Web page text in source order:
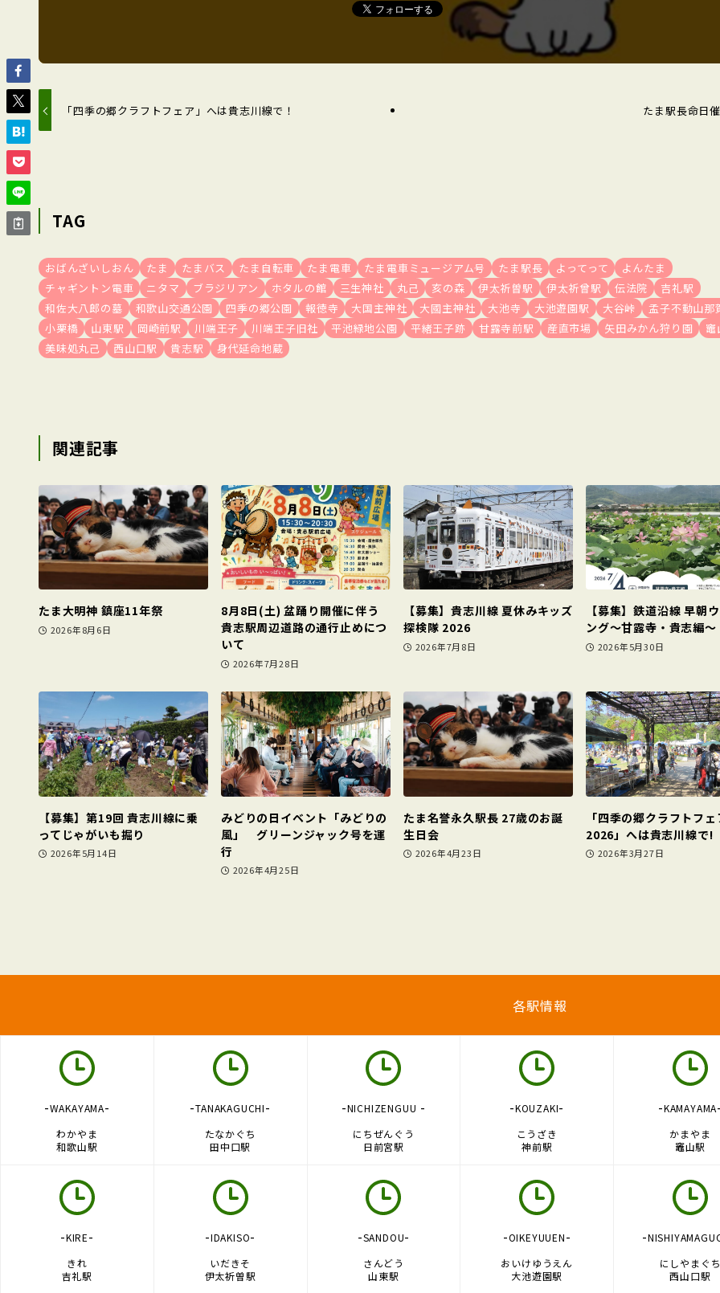
「四季の郷クラフトフェア」へは貴志川線で！ たま駅長命日
TAG
おばんざいしおん たま たまバス たま自転車 たま電車 たま電車ミュージアム号 たま駅長 よってって
よんたま
チャギントン電車
ニタマ ブラジリアン ホタルの館 三生神社 丸己 亥の森 伊太祈曽駅 伊太祈曾駅 伝法院
吉礼駅
和佐大八郎の墓
和歌山交通公園 四季の郷公園 報徳寺 大国主神社 大國主神社 大池寺 大池遊園駅 大谷峠
孟子不動山那
小栗橋
山東駅 岡崎前駅 川端王子 川端王子旧社 平池緑地公園 平緒王子跡 甘露寺前駅 産直市場 矢田みかん狩り園
竈
美味処丸己
西山口駅 貴志駅 身代延命地蔵
関連記事
たま大明神 鎮座11年祭
2026年8月6日
8月8日(土) 盆踊り開催に伴う
貴志駅周辺道路の通行止めにつ
いて
2026年7月28日
【募集】貴志川線 夏休みキッズ
探検隊 2026
2026年7月8日
【募集】鉄道沿線 早朝
ング～甘露寺・貴志編～
2026年5月30日
【募集】第19回 貴志川線に乗
ってじゃがいも掘り
2026年5月14日
みどりの日イベント「みどりの
風」 グリーンジャック号を運
行
2026年4月25日
たま名誉永久駅長 27歳のお誕
生日会
2026年4月23日
「四季の郷クラフトフェ
2026」へは貴志川線で!
2026年3月27日
各駅情報
-WAKAYAMA-
わかやま
和歌山駅
-TANAKAGUCHI-
たなかぐち
田中口駅
-NICHIZENGUU -
にちぜんぐう
日前宮駅
-KOUZAKI-
こうざき
神前駅
-KAMAYAMA
かまやま
竈山駅
-KIRE-
きれ
吉礼駅
-IDAKISO-
いだきそ
伊太祈曽駅
-SANDOU-
さんどう
山東駅
-OIKEYUUEN-
おいけゆうえん
大池遊園駅
-
にしやまぐ
西山口駅